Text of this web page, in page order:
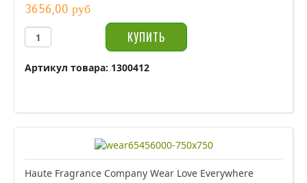
3656,00 руб
Артикул товара: 1300412
Haute Fragrance Company Wear Love Everywhere